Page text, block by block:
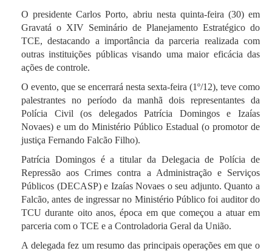
O presidente Carlos Porto, abriu nesta quinta-feira (30) em
Gravatá o XIV Seminário de Planejamento Estratégico do
TCE, destacando a importância da parceria realizada com
outras instituições públicas visando uma maior eficácia das
ações de controle.
O evento, que se encerrará nesta sexta-feira (1º/12), teve como
palestrantes no período da manhã dois representantes da
Polícia Civil (os delegados Patrícia Domingos e Izaías
Novaes) e um do Ministério Público Estadual (o promotor de
justiça Fernando Falcão Filho).
Patrícia Domingos é a titular da Delegacia de Polícia de
Repressão aos Crimes contra a Administração e Serviços
Públicos (DECASP) e Izaías Novaes o seu adjunto. Quanto a
Falcão, antes de ingressar no Ministério Público foi auditor do
TCU durante oito anos, época em que começou a atuar em
parceria com o TCE e a Controladoria Geral da União.
A delegada fez um resumo das principais operações em que o